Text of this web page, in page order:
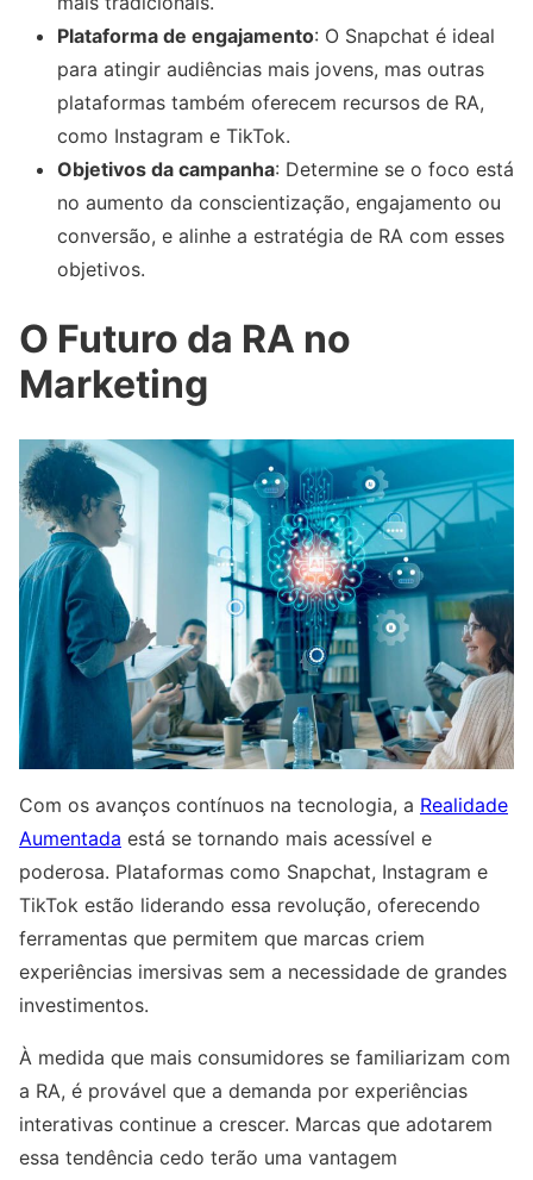
Plataforma de engajamento: O Snapchat é ideal
para atingir audiências mais jovens, mas outras
plataformas também oferecem recursos de RA,
como Instagram e TikTok.
Objetivos da campanha: Determine se o foco está
no aumento da conscientização, engajamento ou
conversão, e alinhe a estratégia de RA com esses
objetivos.
O Futuro da RA no
Marketing
Com os avanços contínuos na tecnologia, a Realidade
Aumentada está se tornando mais acessível e
poderosa. Plataformas como Snapchat, Instagram e
TikTok estão liderando essa revolução, oferecendo
ferramentas que permitem que marcas criem
experiências imersivas sem a necessidade de grandes
investimentos.
À medida que mais consumidores se familiarizam com
a RA, é provável que a demanda por experiências
interativas continue a crescer. Marcas que adotarem
essa tendência cedo terão uma vantagem